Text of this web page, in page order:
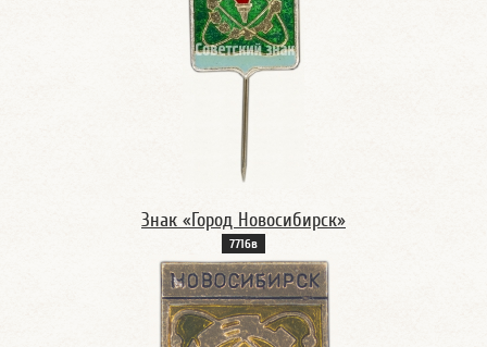
Знак «Город Новосибирск»
7716в